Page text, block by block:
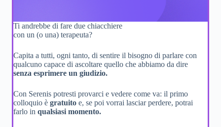
Ti andrebbe di fare due chiacchiere
con un (o una) terapeuta?
Capita a tutti, ogni tanto, di sentire il bisogno di parlare con
qualcuno capace di ascoltare quello che abbiamo da dire
senza esprimere un giudizio.
Con Serenis potresti provarci e vedere come va: il primo
colloquio è gratuito e, se poi vorrai lasciar perdere, potrai
farlo in qualsiasi momento.